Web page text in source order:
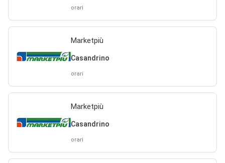
orari
Marketpiù
Casandrino
orari
Marketpiù
Casandrino
orari